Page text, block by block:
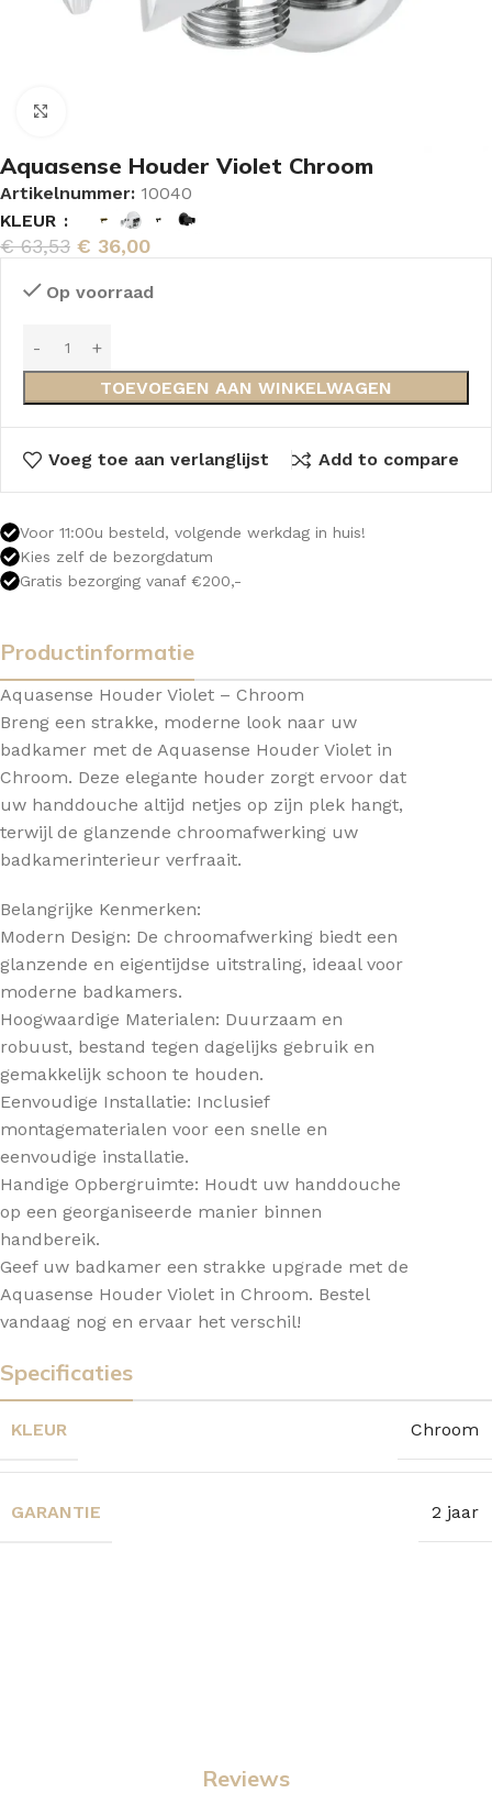
Aquasense Houder Violet Chroom
Artikelnummer: 10040
KLEUR
€63,53 € 36,00
Op voorraad
TOEVOEGEN AAN WINKELWAGEN
Voeg toe aan verlanglijst Add to compare
Voor 11:00u besteld, volgende werkdag in huis!
Kies zelf de bezorgdatum
Gratis bezorging vanaf €200,-
Productinformatie
Aquasense Houder Violet – Chroom
Breng een strakke, moderne look naar uw
badkamer met de Aquasense Houder Violet in
Chroom. Deze elegante houder zorgt ervoor dat
uw handdouche altijd netjes op zijn plek hangt,
terwijl de glanzende chroomafwerking uw
badkamerinterieur verfraait.
Belangrijke Kenmerken:
Modern Design: De chroomafwerking biedt een
glanzende en eigentijdse uitstraling, ideaal voor
moderne badkamers.
Hoogwaardige Materialen: Duurzaam en
robuust, bestand tegen dagelijks gebruik en
gemakkelijk schoon te houden.
Eenvoudige Installatie: Inclusief
montagematerialen voor een snelle en
eenvoudige installatie.
Handige Opbergruimte: Houdt uw handdouche
op een georganiseerde manier binnen
handbereik.
Geef uw badkamer een strakke upgrade met de
Aquasense Houder Violet in Chroom. Bestel
vandaag nog en ervaar het verschil!
Specificaties
KLEUR Chroom
GARANTIE 2 jaar
Reviews